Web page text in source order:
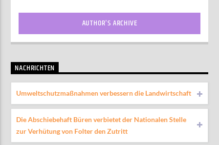
AUTHOR'S ARCHIVE
NACHRICHTEN
Umweltschutzmaßnahmen verbessern die Landwirtschaft
Die Abschiebehaft Büren verbietet der Nationalen Stelle
zur Verhütung von Folter den Zutritt